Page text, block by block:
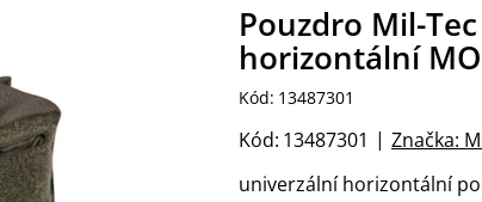
univerzální horizontální
Pouzdro Mil-Tec
horizontální
Kód: 13487301
Značka:
Kód: 13487301